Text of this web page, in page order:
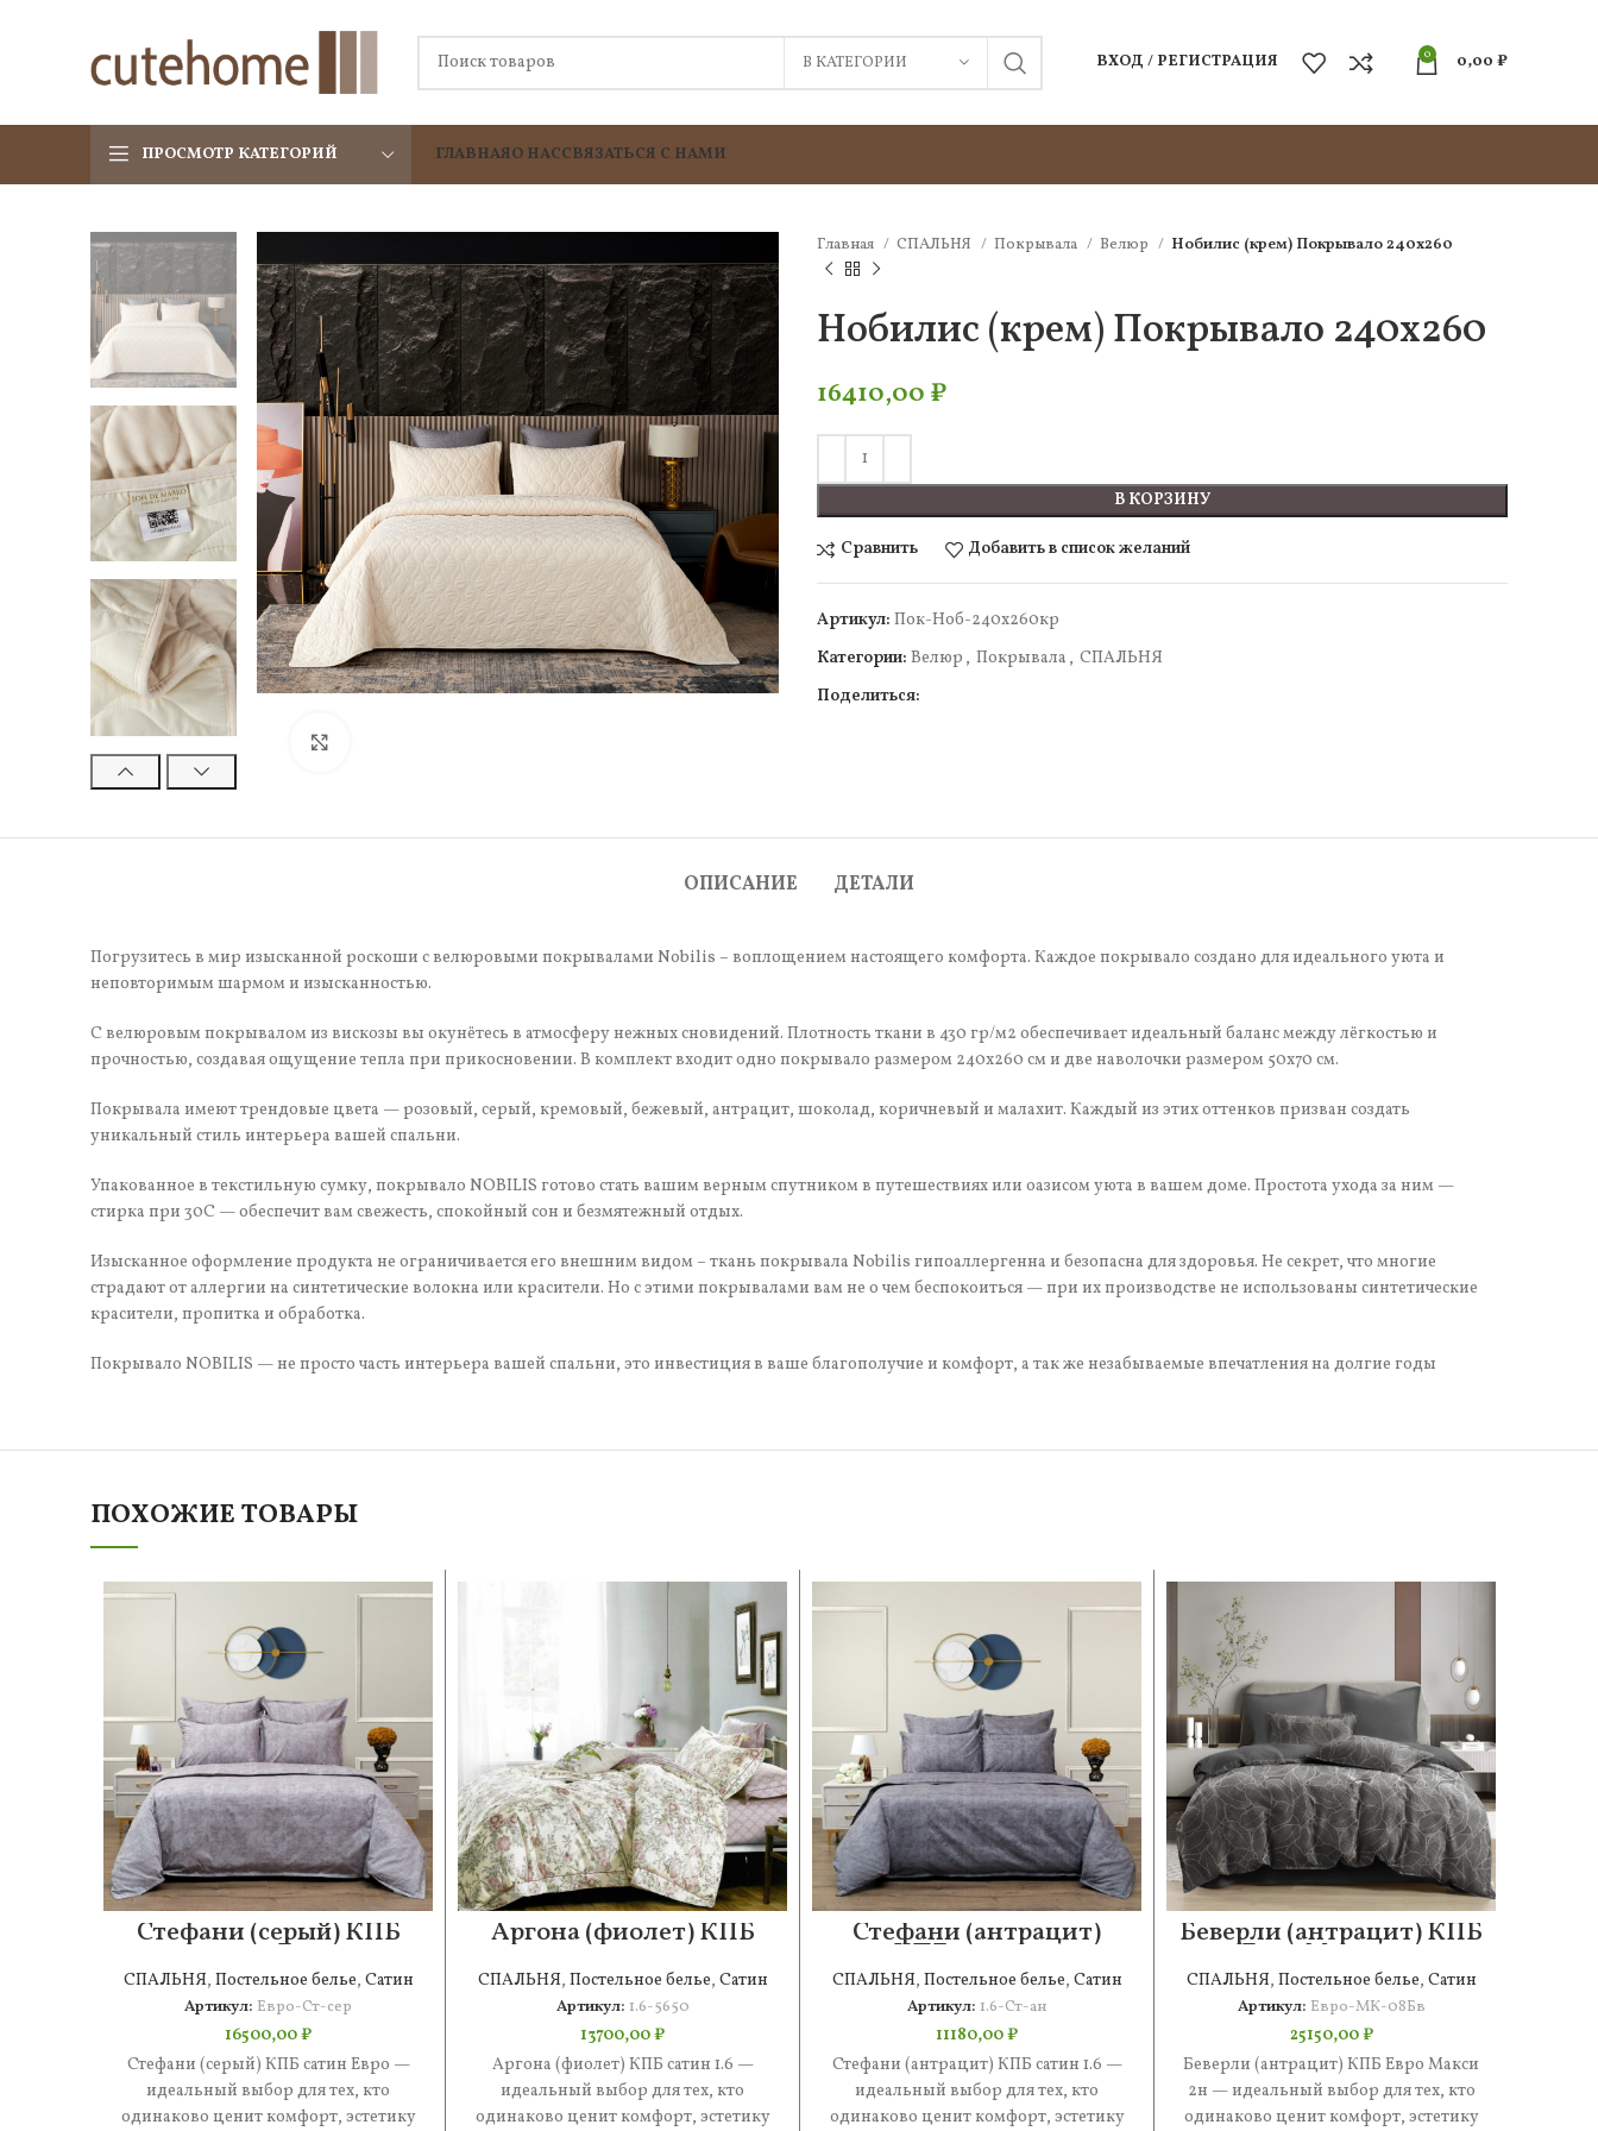
В КАТЕГОРИИ ВХОД / РЕГИСТРАЦИЯ 0 0,00 ₽
ПРОСМОТР КАТЕГОРИЙ ГЛАВНАЯО НАССВЯЗАТЬСЯ С НАМИ
Главная СПАЛЬНЯ Покрывала Велюр Нобилис (крем) Покрывало 240х260
Нобилис (крем) Покрывало 240х260
16410,00₽
В КОРЗИНУ
Сравнить Добавить в список желаний
Артикул: Пок-Ноб-240х260кр
Категории: Велюр , Покрывала , СПАЛЬНЯ
Поделиться:
ОПИСАНИЕ ДЕТАЛИ
Погрузитесь в мир изысканной роскоши с велюровыми покрывалами Nobilis – воплощением настоящего комфорта. Каждое покрывало создано для идеального уюта и
неповторимым шармом и изысканностью.
С велюровым покрывалом из вискозы вы окунётесь в атмосферу нежных сновидений. Плотность ткани в 430 гр/м2 обеспечивает идеальный баланс между лёгкостью и
прочностью, создавая ощущение тепла при прикосновении. В комплект входит одно покрывало размером 240х260 см и две наволочки размером 50х70 см.
Покрывала имеют трендовые цвета — розовый, серый, кремовый, бежевый, антрацит, шоколад, коричневый и малахит. Каждый из этих оттенков призван создать
уникальный стиль интерьера вашей спальни.
Упакованное в текстильную сумку, покрывало NOBILIS готово стать вашим верным спутником в путешествиях или оазисом уюта в вашем доме. Простота ухода за ним —
стирка при 30C — обеспечит вам свежесть, спокойный сон и безмятежный отдых.
Изысканное оформление продукта не ограничивается его внешним видом – ткань покрывала Nobilis гипоаллергенна и безопасна для здоровья. Не секрет, что многие
страдают от аллергии на синтетические волокна или красители. Но с этими покрывалами вам не о чем беспокоиться — при их производстве не использованы синтетические
красители, пропитка и обработка.
Покрывало NOBILIS — не просто часть интерьера вашей спальни, это инвестиция в ваше благополучие и комфорт, а так же незабываемые впечатления на долгие годы
ПОХОЖИЕ ТОВАРЫ
Стефани (серый) КПБ
сатин Евро
СПАЛЬНЯ, Постельное белье, Сатин
Артикул: Евро-Ст-сер
16500,00₽
Стефани (серый) КПБ сатин Евро —
идеальный выбор для тех, кто
одинаково ценит комфорт, эстетику
Аргона (фиолет) КПБ
сатин 1.6
СПАЛЬНЯ, Постельное белье, Сатин
Артикул: 1.6-5650
13700,00₽
Аргона (фиолет) КПБ сатин 1.6 —
идеальный выбор для тех, кто
одинаково ценит комфорт, эстетику
Стефани (антрацит)
КПБ сатин 1.6
СПАЛЬНЯ, Постельное белье, Сатин
Артикул: 1.6-Ст-ан
11180,00₽
Стефани (антрацит) КПБ сатин 1.6 —
идеальный выбор для тех, кто
одинаково ценит комфорт, эстетику
Беверли (антрацит) КПБ
Евро Макси 2н
СПАЛЬНЯ, Постельное белье, Сатин
Артикул: Евро-МК-08Бв
25150,00₽
Беверли (антрацит) КПБ Евро Макси
2н — идеальный выбор для тех, кто
одинаково ценит комфорт, эстетику